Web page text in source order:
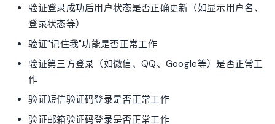
验证登录成功后用户状态是否正确更新（如显示用户名、
登录状态等）
验证"记住我"功能是否正常工作
验证第三方登录（如微信、QQ、Google等）是否正常工
作
验证短信验证码登录是否正常工作
验证邮箱验证码登录是否正常工作